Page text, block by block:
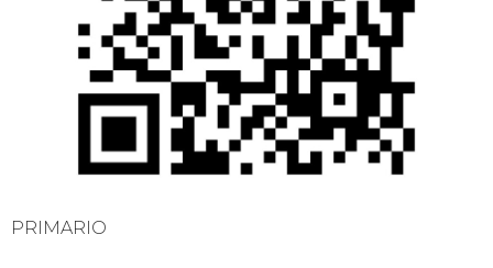
PRIMARIO